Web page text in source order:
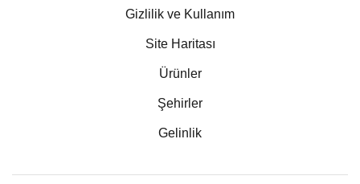
Gizlilik ve Kullanım
Site Haritası
Ürünler
Şehirler
Gelinlik